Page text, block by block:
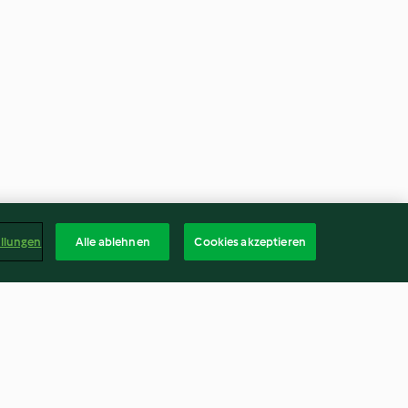
Alle ablehnen Cookies akzeptieren